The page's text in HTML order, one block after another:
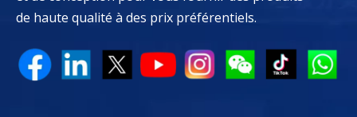
de haute qualité à des prix préférentiels.